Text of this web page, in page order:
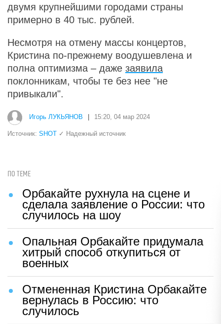
двумя крупнейшими городами страны
примерно в 40 тыс. рублей.
Несмотря на отмену массы концертов,
Кристина по-прежнему воодушевлена и
полна оптимизма – даже заявила
поклонникам, чтобы те без нее "не
привыкали".
Игорь ЛУКЬЯНОВ 15:20, 04 мар 2024
Источник: SHOT ✓ Надежный источник
ПО ТЕМЕ
Орбакайте рухнула на сцене и
сделала заявление о России: что
случилось на шоу
Опальная Орбакайте придумала
хитрый способ откупиться от
военных
Отмененная Кристина Орбакайте
вернулась в Россию: что
случилось